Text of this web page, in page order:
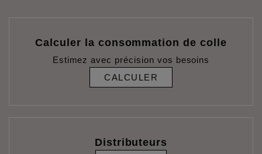
Calculer la consommation de colle
Estimez avec précision vos besoins
CALCULER
Distributeurs